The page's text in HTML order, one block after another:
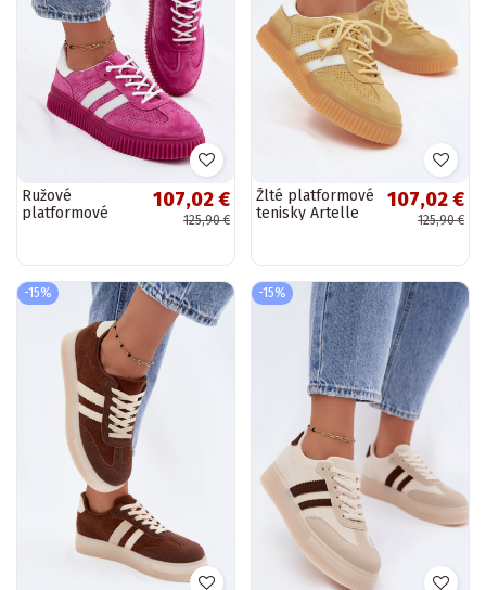
Ružové
platformové
107,02 €
125,90 €
Žlté platformové
tenisky Artelle
107,02 €
125,90 €
-15% -15%